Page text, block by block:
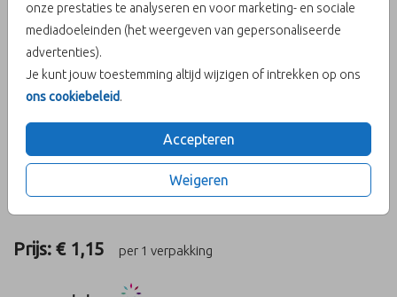
onze prestaties te analyseren en voor marketing- en sociale
mediadoeleinden (het weergeven van gepersonaliseerde
advertenties).
Je kunt jouw toestemming altijd wijzigen of intrekken op ons
ons cookiebeleid.
Accepteren
Weigeren
OMSCHRIJVING
Kraft doosje met hartjesuitsnede. Ideaal als geboortebedankje
voor kraambezoek of na een communie of bruiloft. Het doosje is
5 cm hoog, breed en diep en wordt ongevouwen en leeg
Je kunt er ongeveer de volgende inhoud in kwijt:
- 100 gram lentilles, chocohartjes of jellybeans
- 50 gram fruithartjes
Prijs: € 1,15 per 1 verpakking